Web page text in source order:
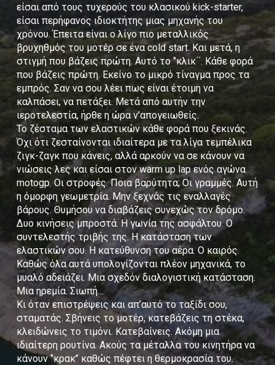
είσαι από τους τυχερούς του κλασικού kick-starter,
είσαι περήφανος ιδιοκτήτης μιας μηχανής του
χρόνου. Έπειτα είναι ο λίγο πιο μεταλλικός
βρυχηθμός του μοτέρ σε ένα cold start. Και μετά, η
στιγμή που βάζεις πρώτη. Αυτό το ‘’κλικ΄΄. Κάθε φορά
που βάζεις πρώτη. Εκείνο το μικρό τίναγμα προς τα
εμπρός. Σαν να σου λέει πως είναι έτοιμη να
καλπάσει, να πετάξει. Μετά από αυτήν την
ιεροτελεστία, ήρθε η ώρα ν’απογειωθείς.
Το ζέσταμα των ελαστικών κάθε φορά που ξεκινάς.
Όχι ότι ζεσταίνονται ιδιαίτερα με τα λίγα τεμπέλικα
ζιγκ-ζαγκ που κάνεις, αλλά αρκούν να σε κάνουν να
νιώσεις λες και είσαι στον warm up lap ενός αγώνα
motogp. Οι στροφές. Ποια βαρύτητα; Οι γραμμές. Αυτή
η όμορφη γεωμετρία. Μην ξεχνάς τις εναλλαγές
βάρους. Θυμήσου να διαβάζεις συνεχώς τον δρόμο.
Δυο κινήσεις μπροστά. Η γωνία της ασφάλτου. Ο
συντελεστής τριβής της. Η κατάσταση των
ελαστικών σου. Η κατεύθυνση του αέρα. Ο καιρός.
Καθώς όλα αυτά υπολογίζονται πλέον μηχανικά, το
μυαλό αδειάζει. Μια σχεδόν διαλογιστική κατάσταση.
Μια ηρεμία. Σιωπή…
Κι όταν επιστρέψεις και απ’αυτό το ταξίδι σου,
σταματάς. Σβήνεις το μοτέρ, κατεβάζεις τη στέκα,
κλειδώνεις το τιμόνι. Κατεβαίνεις. Ακόμη μια
ιδιαίτερη ρουτίνα. Ακούς τα μέταλλα του κινητήρα να
κάνουν ‘’κρακ’’ καθώς πέφτει η θερμοκρασία του.